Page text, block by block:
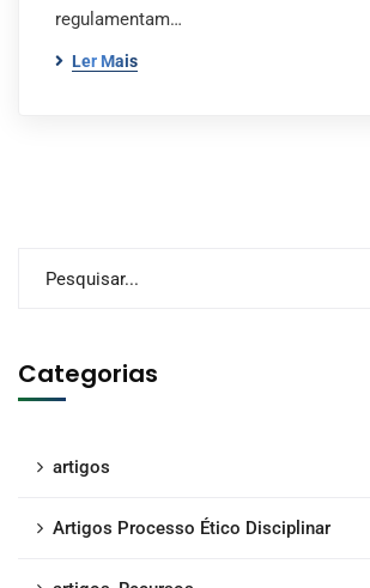
regulamentam…
Ler Mais
Categorias
artigos
Artigos Processo Ético Disciplinar